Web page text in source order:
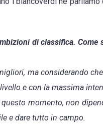
di classifica. Come
ma considerando
e con la massima
momento, non
e dare tutto in campo.